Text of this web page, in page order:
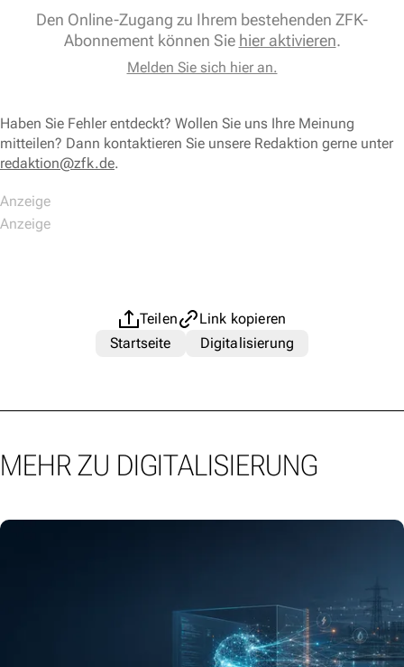
Den Online-Zugang zu Ihrem bestehenden ZFK-
Abonnement können Sie hier aktivieren.
Melden Sie sich hier an.
Haben Sie Fehler entdeckt? Wollen Sie uns Ihre Meinung
mitteilen? Dann kontaktieren Sie unsere Redaktion gerne unter
redaktion@zfk.de.
Teilen
Link kopieren
Startseite
Digitalisierung
MEHR ZU DIGITALISIERUNG